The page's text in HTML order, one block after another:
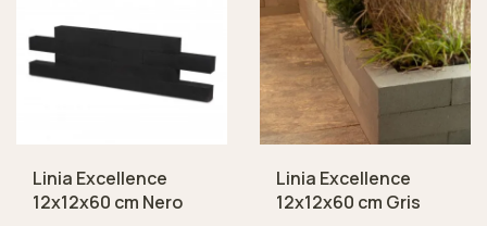
Linia Excellence
12x12x60 cm Nero
Linia Excellence
12x12x60 cm Gris